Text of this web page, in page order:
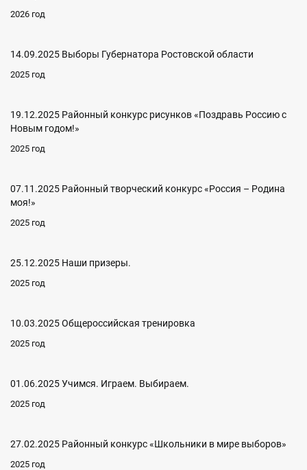
2026 год
14.09.2025 Выборы Губернатора Ростовской области
2025 год
19.12.2025 Районный конкурс рисунков «Поздравь Россию с
Новым годом!»
2025 год
07.11.2025 Районный творческий конкурс «Россия – Родина
моя!»
2025 год
25.12.2025 Наши призеры.
2025 год
10.03.2025 Общероссийская тренировка
2025 год
01.06.2025 Учимся. Играем. Выбираем.
2025 год
27.02.2025 Районный конкурс «Школьники в мире выборов»
2025 год